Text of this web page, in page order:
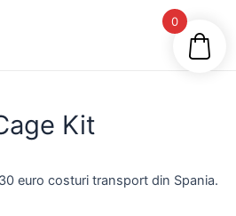
Kit
euro costuri transport din Spania.
0